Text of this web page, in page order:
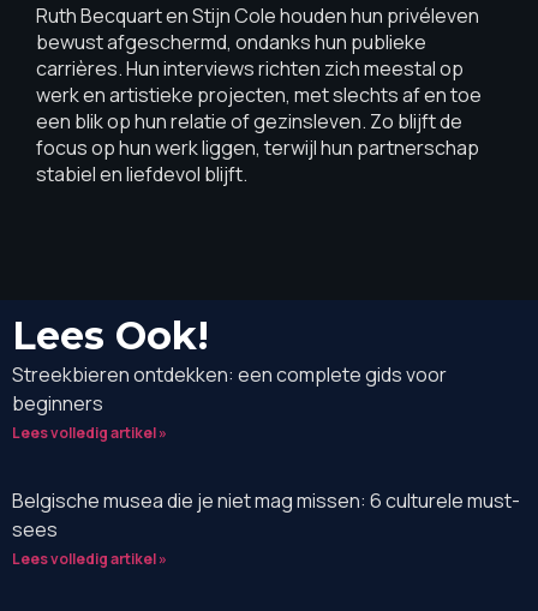
Ruth Becquart en Stijn Cole houden hun privéleven
bewust afgeschermd, ondanks hun publieke
carrières. Hun interviews richten zich meestal op
werk en artistieke projecten, met slechts af en toe
een blik op hun relatie of gezinsleven. Zo blijft de
focus op hun werk liggen, terwijl hun partnerschap
stabiel en liefdevol blijft.
Lees Ook!
Streekbieren ontdekken: een complete gids voor
beginners
Lees volledig artikel »
Belgische musea die je niet mag missen: 6 culturele must-
sees
Lees volledig artikel »